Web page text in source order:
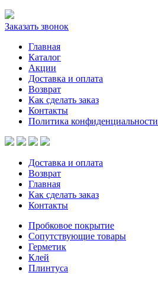
Заказать звонок
Главная
Каталог
Акции
Доставка и оплата
Возврат
Как сделать заказ
Контакты
Политика конфиденциальности
Доставка и оплата
Возврат
Главная
Как сделать заказ
Контакты
Пробковое покрытие
Сопутствующие товары
Герметик
Клей
Плинтуса